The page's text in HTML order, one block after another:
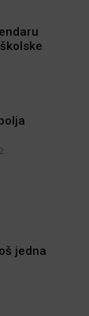
jedna